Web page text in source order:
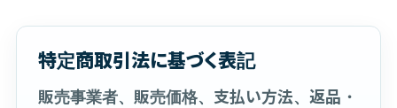
特定商取引法に基づく表記
販売事業者、販売価格、支払い方法、返品・